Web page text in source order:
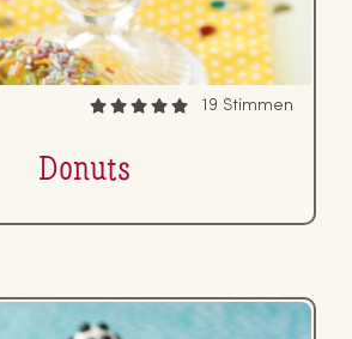
19 Stimmen
Donuts